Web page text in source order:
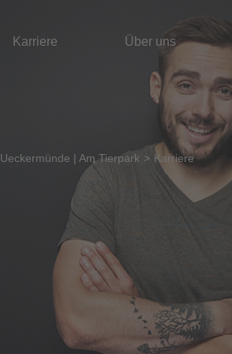
Ueckermünde | Am Tierpark Karriere
Karriere Über uns